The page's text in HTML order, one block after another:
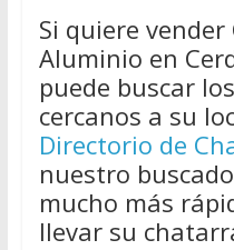
Si quiere
Aluminio en
puede buscar
cercanos a su
Directorio de
nuestro
mucho más
llevar su